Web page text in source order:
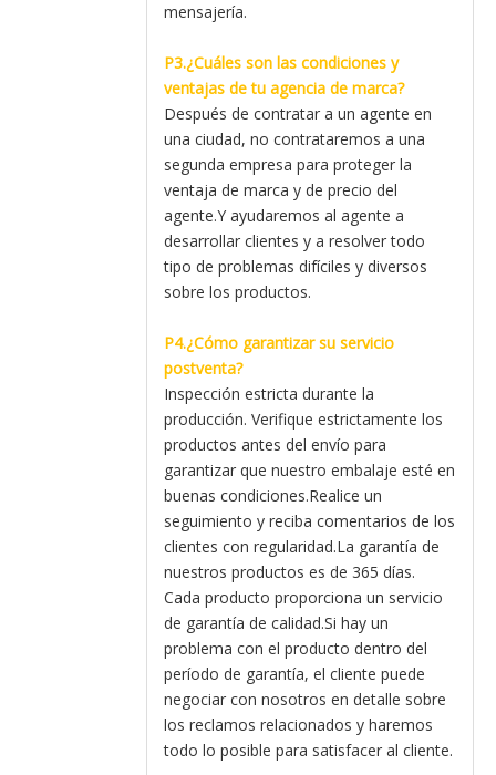
mensajería.
P3.¿Cuáles son las condiciones y
ventajas de tu agencia de marca?
Después de contratar a un agente en
una ciudad, no contrataremos a una
segunda empresa para proteger la
ventaja de marca y de precio del
agente.Y ayudaremos al agente a
desarrollar clientes y a resolver todo
tipo de problemas difíciles y diversos
sobre los productos.
P4.¿Cómo garantizar su servicio
postventa?
Inspección estricta durante la
producción. Verifique estrictamente los
productos antes del envío para
garantizar que nuestro embalaje esté en
buenas condiciones.Realice un
seguimiento y reciba comentarios de los
clientes con regularidad.La garantía de
nuestros productos es de 365 días.
Cada producto proporciona un servicio
de garantía de calidad.Si hay un
problema con el producto dentro del
período de garantía, el cliente puede
negociar con nosotros en detalle sobre
los reclamos relacionados y haremos
todo lo posible para satisfacer al cliente.